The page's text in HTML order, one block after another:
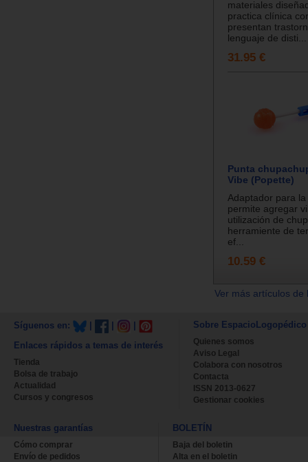
materiales
practica clínica
presentan
lenguaje de disti...
31.95 €
Punta
Vibe (Popette)
Adaptador para
permite agregar
utilización de
herramiente de
ef...
10.59 €
Ver más artículos
Síguenos en:
Enlaces rápidos a temas de interés
Tienda
Bolsa de trabajo
Actualidad
Cursos y congresos
Sobre EspacioLogopédico
Quienes somos
Aviso Legal
Colabora con nosotros
Contacta
ISSN 2013-0627
Gestionar cookies
Nuestras garantías
Cómo comprar
Envío de pedidos
BOLETÍN
Baja del boletin
Alta en el boletin